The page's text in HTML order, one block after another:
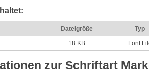
Dateigröße Typ
18 KB Font
zur Schriftart